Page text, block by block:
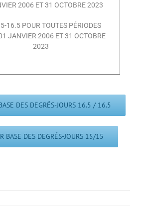
2006 ET 31 OCTOBRE 2023
16.5 POUR TOUTES PÉRIODES
JANVIER 2006 ET 31 OCTOBRE
2023
DES DEGRÉS-JOURS 16.5 / 16.5
BASE DES DEGRÉS-JOURS 15/15